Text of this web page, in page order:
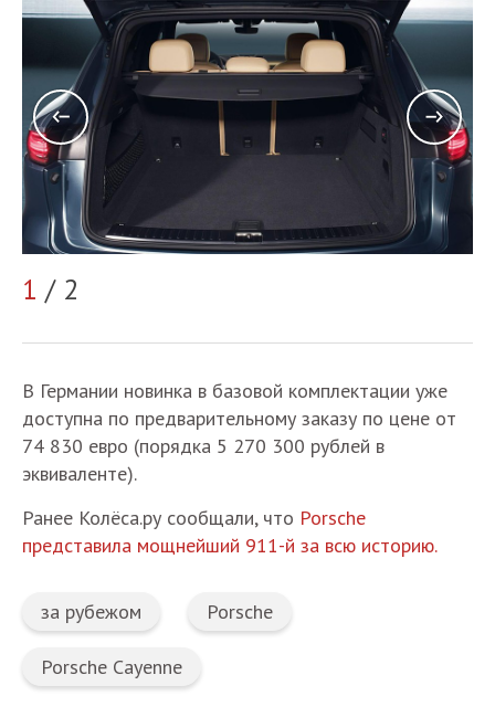
1 / 2
В Германии новинка в базовой комплектации уже
доступна по предварительному заказу по цене от
74 830 евро (порядка 5 270 300 рублей в
эквиваленте).
Ранее Колёса.ру сообщали, что Porsche
представила мощнейший 911-й за всю историю.
за рубежом Porsche
Porsche Cayenne